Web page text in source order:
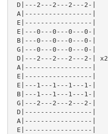
D|---2---2---2---2-|
A|-----------------|
E|-----------------|
E|---0---0---0---0-|
B|---0---0---0---0-|
G|---0---0---0---0-|
D|---2---2---2---2-| x2
A|-----------------|
E|-----------------|
E|---1---1---1---1-|
B|---1---1---1---1-|
G|---2---2---2---2-|
D|-----------------|
A|-----------------|
E|-----------------|